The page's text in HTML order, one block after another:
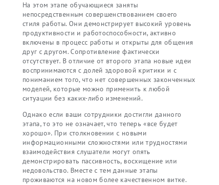
На этом этапе обучающиеся заняты
непосредственным совершенствованием своего
стиля работы. Они демонстрирует высокий уровень
продуктивности и работоспособности, активно
включены в процесс работы и открыты для общения
друг с другом. Сопротивление фактически
отсутствует. В отличие от второго этапа новые идеи
воспринимаются с долей здоровой критики и с
пониманием того, что нет совершенных законченных
моделей, которые можно применить к любой
ситуации без каких-либо изменений.
Однако если ваши сотрудники достигли данного
этапа, то это не означает, что теперь «все будет
хорошо». При столкновении с новыми
информационными сложностями или трудностями
взаимодействия слушатели могут опять
демонстрировать пассивность, восхищение или
недовольство. Вместе с тем данные этапы
проживаются на новом более качественном витке.